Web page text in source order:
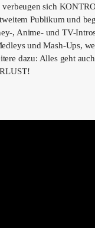
verbeugen sich
Publikum und
, Anime- und TV-
und Mash-Ups,
dazu: Alles geht